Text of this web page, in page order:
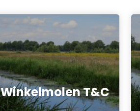
Winkelmolen T&C